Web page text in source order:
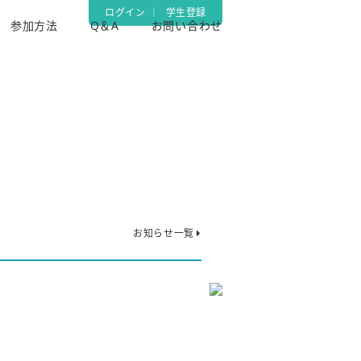
ログイン 学生登録
参加方法 Q＆A お問い合わせ
お知らせ一覧